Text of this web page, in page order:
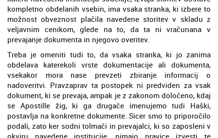
kompletno obdelanih vsebin, ima vsaka stranka, ki izbere to
možnost obveznost plačila navedene storitev v skladu z
veljavnim cenikom, glede na to, da ta ni vračunana v
prevajanje dokumenta in njegovo overitev.
Treba je omeniti tudi to, da vsaka stranka, ki jo zanima
obdelava katerekoli vrste dokumentacije ali dokumenta,
vsekakor mora nase prevzeti zbiranje informacij o
nadoveritvi. Pravzaprav ta postopek ni predviden za vsak
dokument, ki se prevaja, ampak je z zakonom določeno, kdaj
se Apostille žig, ki ga drugače imenujemo tudi Haški,
postavlja na konkretne dokumente. Sicer smo to priporočilo
podali, zato ker sodni tolmači in prevajalci, ki so zaposleni v
okviru navedene institucije, nimajo pravice izvesti te